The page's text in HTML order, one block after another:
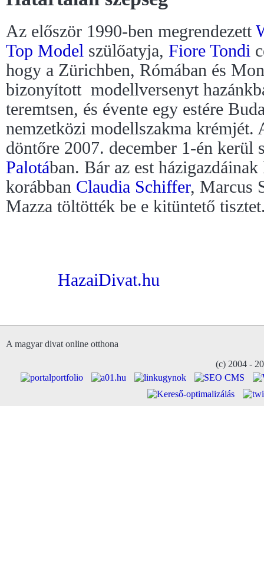
Az először 1990-ben megrendezett
Top Model szülőatyja, Fiore Tondi
hogy a Zürichben, Rómában és
bizonyított modellversenyt
teremtsen, és évente egy estére
nemzetközi modellszakma krémjét.
döntőre 2007. december 1-én kerül
Palotában. Bár az est
korábban Claudia Schiffer, Marcus
Mazza töltötték be e kitüntető
HazaiDivat.hu
A magyar divat online otthona
(c) 2004 -